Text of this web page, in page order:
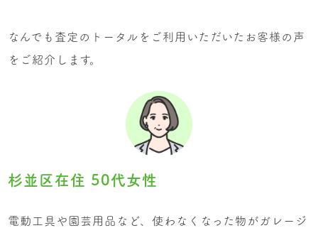
なんでも査定のトータルをご利用いただいたお客様の声
をご紹介します。
杉並区在住 50代女性
電動工具や園芸用品など、使わなくなった物がガレージ